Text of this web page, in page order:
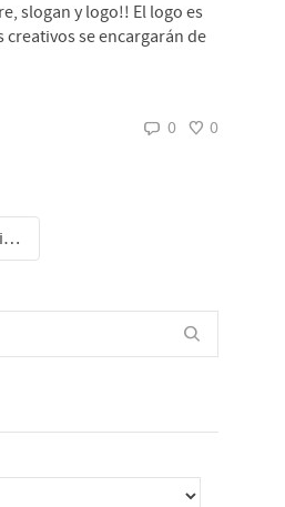
slogan y logo!! El logo es
se encargarán de
0 0
Siguiente